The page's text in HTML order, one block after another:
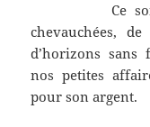
Ce sont
chevauchées,
d’horizons
nos petites
pour son argent.